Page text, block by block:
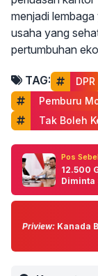
menjadi
usaha yang
pertumbuhan
TAG: DPR
Pemburu
Tak Boleh
Pos
12.500
Diminta
Priview: Kanada